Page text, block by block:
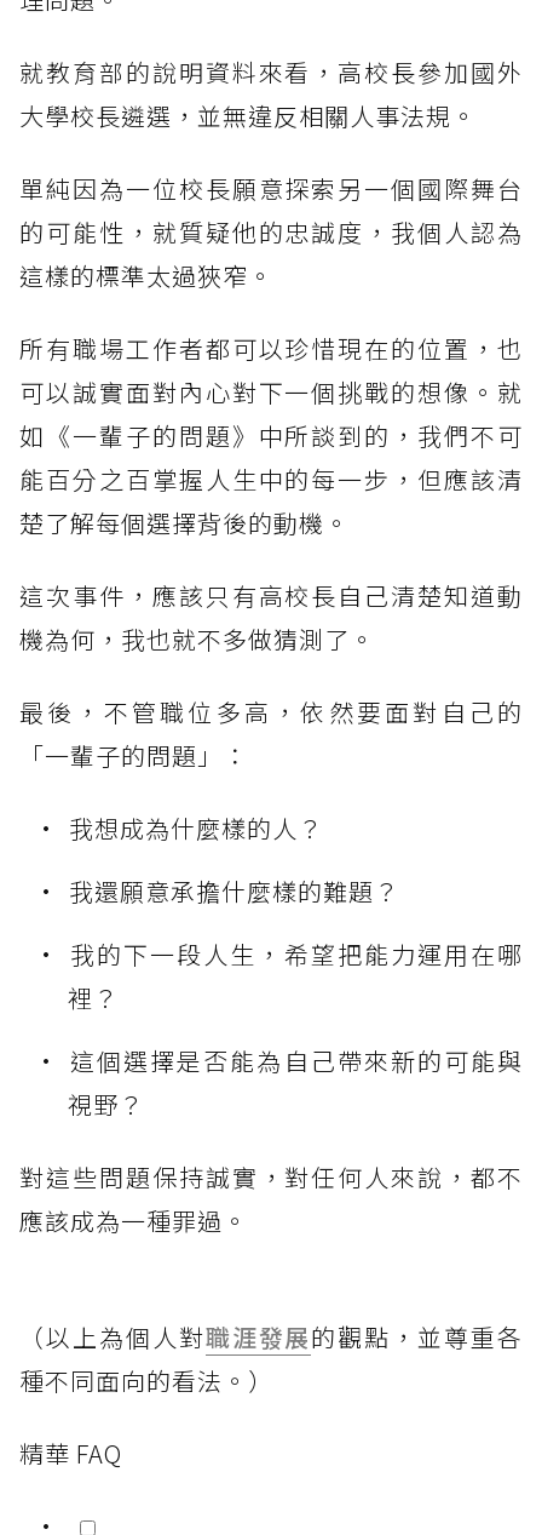
就教育部的說明資料來看，高校長參加國外
大學校長遴選，並無違反相關人事法規。
單純因為一位校長願意探索另一個國際舞台
的可能性，就質疑他的忠誠度，我個人認為
這樣的標準太過狹窄。
所有職場工作者都可以珍惜現在的位置，也
可以誠實面對內心對下一個挑戰的想像。就
如《一輩子的問題》中所談到的，我們不可
能百分之百掌握人生中的每一步，但應該清
楚了解每個選擇背後的動機。
這次事件，應該只有高校長自己清楚知道動
機為何，我也就不多做猜測了。
最後，不管職位多高，依然要面對自己的
「一輩子的問題」：
我想成為什麼樣的人？
我還願意承擔什麼樣的難題？
我的下一段人生，希望把能力運用在哪
裡？
這個選擇是否能為自己帶來新的可能與
視野？
對這些問題保持誠實，對任何人來說，都不
應該成為一種罪過。
（以上為個人對職涯發展的觀點，並尊重各
種不同面向的看法。）
精華 FAQ